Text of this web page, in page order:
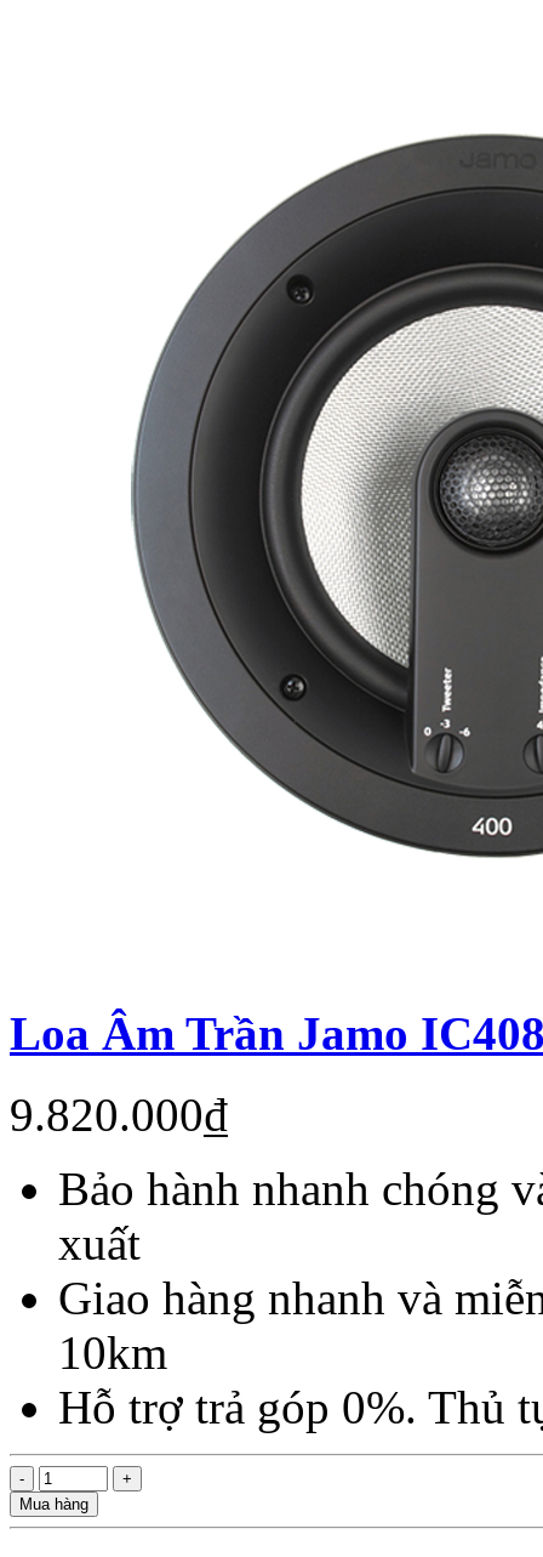
Loa Âm Trần Jamo
9.820.000₫
Bảo hành nhanh chóng
xuất
Giao hàng nhanh và
10km
Hỗ trợ trả góp 0%. Thủ
Mua hàng